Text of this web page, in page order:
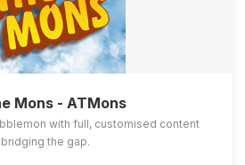
Mons - ATMons
with full, customised content
bridging the gap.